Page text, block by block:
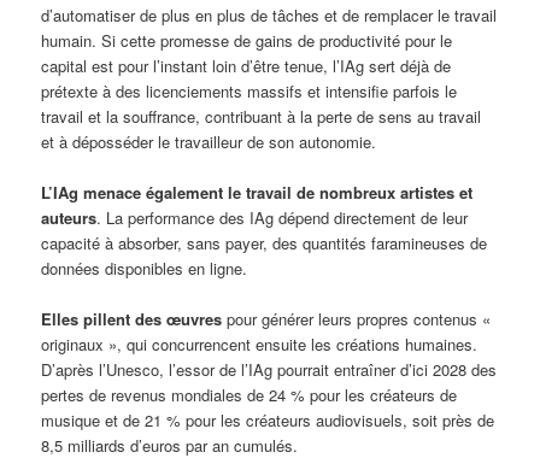
d’automatiser de plus en plus de tâches et de remplacer le travail
humain. Si cette promesse de gains de productivité pour le
capital est pour l’instant loin d’être tenue, l’IAg sert déjà de
prétexte à des licenciements massifs et intensifie parfois le
travail et la souffrance, contribuant à la perte de sens au travail
et à déposséder le travailleur de son autonomie.
L’IAg menace également le travail de nombreux artistes et
auteurs. La performance des IAg dépend directement de leur
capacité à absorber, sans payer, des quantités faramineuses de
données disponibles en ligne.
Elles pillent des œuvres pour générer leurs propres contenus «
originaux », qui concurrencent ensuite les créations humaines.
D’après l’Unesco, l’essor de l’IAg pourrait entraîner d’ici 2028 des
pertes de revenus mondiales de 24 % pour les créateurs de
musique et de 21 % pour les créateurs audiovisuels, soit près de
8,5 milliards d’euros par an cumulés.